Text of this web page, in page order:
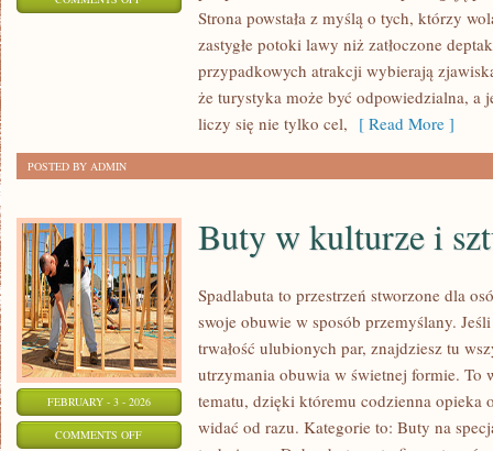
Strona powstała z myślą o tych, którzy
zastygłe potoki lawy niż zatłoczone
przypadkowych atrakcji wybierają
że turystyka może być odpowiedzialna, a
liczy się nie tylko cel, [ Read More ]
POSTED BY ADMIN
FEBRUARY - 3 - 2026
COMMENTS OFFON
Buty w kulturze i
Spadlabuta to przestrzeń stworzone dla
swoje obuwie w sposób przemyślany.
trwałość ulubionych par, znajdziesz tu
utrzymania obuwia w świetnej formie. To
tematu, dzięki któremu codzienna opieka
widać od razu. Kategorie to: Buty na